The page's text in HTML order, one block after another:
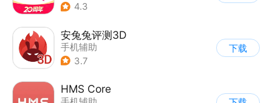
4.3
安兔兔评测3D
手机辅助
3.7
下载
HMS Core